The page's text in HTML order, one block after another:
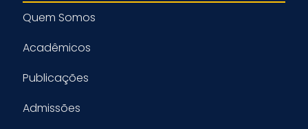
Quem Somos
Acadêmicos
Publicações
Admissões